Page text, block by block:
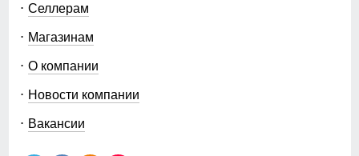
Селлерам
Магазинам
О компании
Новости компании
Вакансии